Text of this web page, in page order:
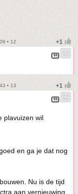
• 12
• 13
plavuizen wil
en ga je dat nog
Nu is de tijd
aan vernieuwing